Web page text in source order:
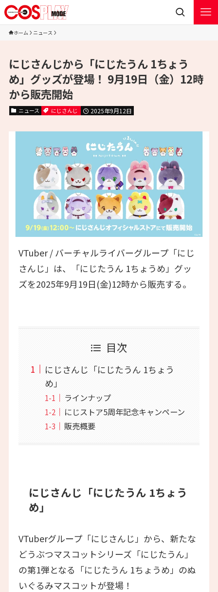
ホーム ニュース
にじさんじから「にじたうん 1ちょう
め」グッズが登場！ 9月19日（金）12時
から販売開始
ニュース にじさんじ 2025年9月12日
VTuber / バーチャルライバーグループ「にじ
さんじ」は、「にじたうん 1ちょうめ」グッ
ズを2025年9月19日(金)12時から販売する。
目次
にじさんじ「にじたうん 1ちょう
め」
ラインナップ
にじストア5周年記念キャンペーン
販売概要
にじさんじ「にじたうん 1ちょう
め」
VTuberグループ「にじさんじ」から、新たな
どうぶつマスコットシリーズ「にじたうん」
の第1弾となる「にじたうん 1ちょうめ」のぬ
いぐるみマスコットが登場！